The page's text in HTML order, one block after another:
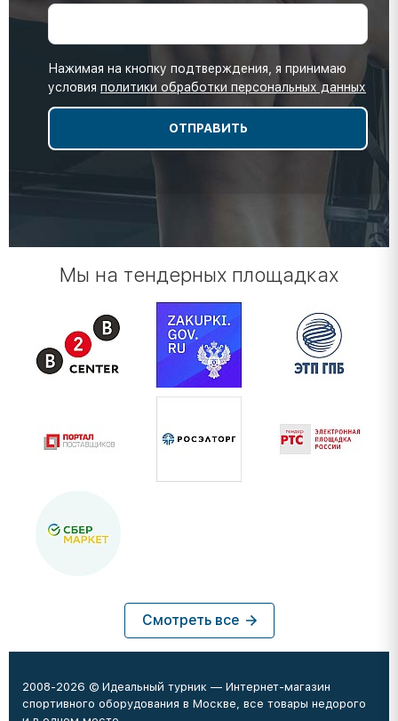
Нажимая на кнопку подтверждения, я принимаю
условия политики обработки персональных данных
Мы на тендерных площадках
Смотреть все
2008-2026 © Идеальный турник — Интернет-магазин
спортивного оборудования в Москве, все товары недорого